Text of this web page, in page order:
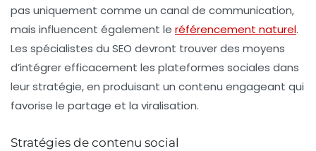
pas uniquement comme un canal de communication,
mais influencent également le référencement naturel.
Les spécialistes du SEO devront trouver des moyens
d’intégrer efficacement les plateformes sociales dans
leur stratégie, en produisant un contenu engageant qui
favorise le partage et la viralisation.
Stratégies de contenu social